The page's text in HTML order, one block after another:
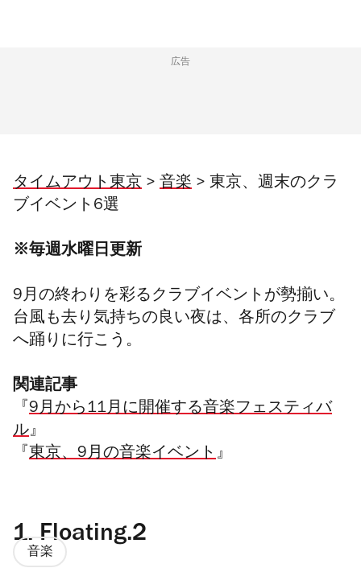
広告
タイムアウト東京 > 音楽 > 東京、週末のクラ
ブイベント6選
※毎週水曜日更新
9月の終わりを彩るクラブイベントが勢揃い。
台風も去り気持ちの良い夜は、各所のクラブ
へ踊りに行こう。
関連記事
『 9月から11月に開催する音楽フェスティバ
ル』
『 東京、9月の音楽イベント』
1. Floating.2
音楽